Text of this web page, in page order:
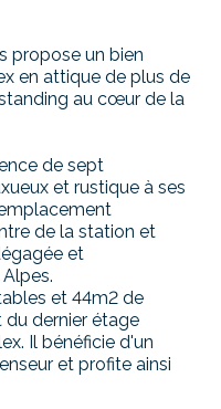
propose un bien
en attique de plus de
au cœur de la
de sept
et rustique à ses
de la station et
et
et 44m2 de
dernier étage
Il bénéficie d'un
et profite ainsi